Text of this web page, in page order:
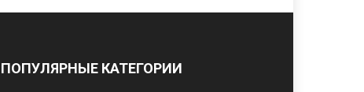
ПОПУЛЯРНЫЕ КАТЕГОРИИ